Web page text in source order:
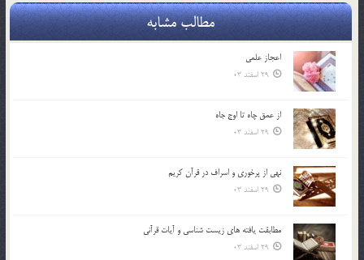
مطالب مشابه
اعجاز علمی
29 اسفند 03
از عمق چاه تا اوج جاه
29 اسفند 03
نهي از پرخوري و اسراف در قرآن کريم
29 اسفند 03
مطابقت یافته های زیست شناسی و آیات قرآنی
29 اسفند 03